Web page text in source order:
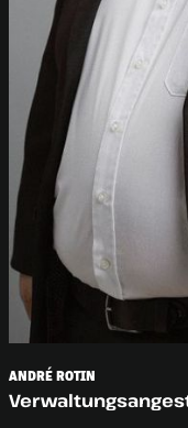
ANDRÉ ROTIN